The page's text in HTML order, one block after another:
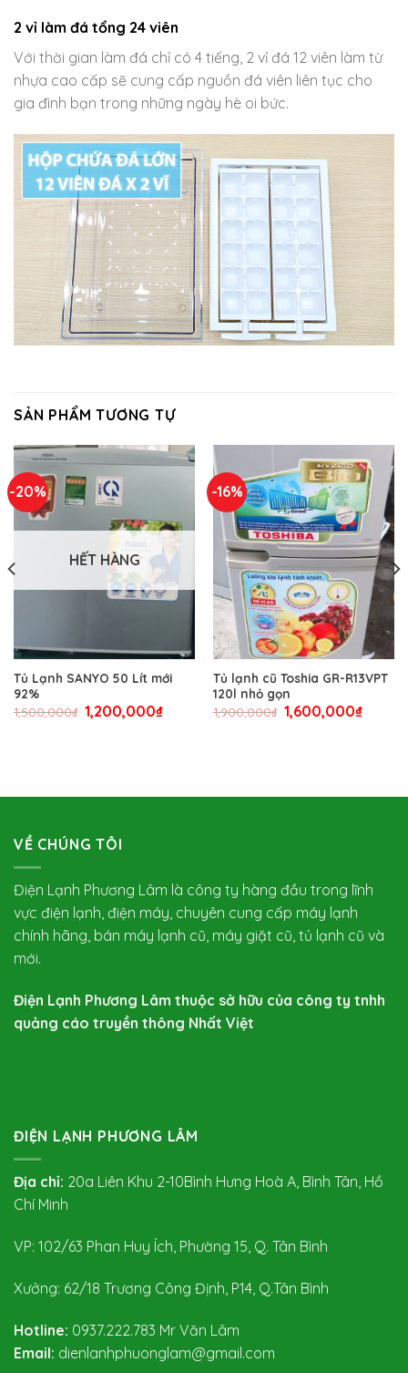
2 vỉ làm đá tổng 24 viên
Với thời gian làm đá chỉ có 4 tiếng, 2 vỉ đá 12 viên làm từ
nhựa cao cấp sẽ cung cấp nguồn đá viên liên tục cho
gia đình bạn trong những ngày hè oi bức.
SẢN PHẨM TƯƠNG TỰ
-20%
HẾT HÀNG
Tủ Lạnh SANYO 50 Lít mới
92%
1,500,000₫ 1,200,000₫
-16%
Tủ lạnh cũ Toshia GR-R13VPT
120l nhỏ gọn
1,900,000₫ 1,600,000₫
VỀ CHÚNG TÔI
Điện Lạnh Phương Lâm là công ty hàng đầu trong lĩnh
vực điện lạnh, điện máy, chuyên cung cấp máy lạnh
chính hãng, bán máy lạnh cũ, máy giặt cũ, tủ lạnh cũ và
mới.
Điện Lạnh Phương Lâm thuộc sở hữu của công ty tnhh
quảng cáo truyền thông Nhất Việt
ĐIỆN LẠNH PHƯƠNG LÂM
Địa chỉ: 20a Liên Khu 2-10Bình Hưng Hoà A, Bình Tân, Hồ
Chí Minh
VP: 102/63 Phan Huy Ích, Phường 15, Q. Tân Bình
Xưởng: 62/18 Trương Công Định, P14, Q.Tân Bình
Hotline: 0937.222.783 Mr Văn Lâm
Email: dienlanhphuonglam@gmail.com